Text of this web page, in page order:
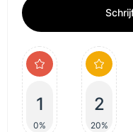
1
0%
2
20%